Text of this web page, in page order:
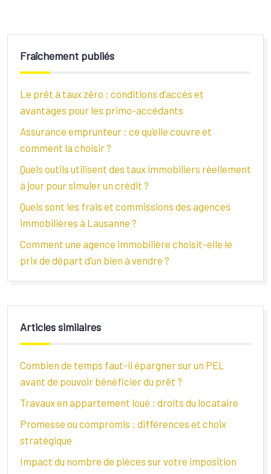
Fraîchement publiés
Le prêt à taux zéro : conditions d’accès et
avantages pour les primo-accédants
Assurance emprunteur : ce qu’elle couvre et
comment la choisir ?
Quels outils utilisent des taux immobiliers réellement
à jour pour simuler un crédit ?
Quels sont les frais et commissions des agences
immobilières à Lausanne ?
Comment une agence immobilière choisit-elle le
prix de départ d’un bien à vendre ?
Articles similaires
Combien de temps faut-il épargner sur un PEL
avant de pouvoir bénéficier du prêt ?
Travaux en appartement loué : droits du locataire
Promesse ou compromis : différences et choix
stratégique
Impact du nombre de pièces sur votre imposition